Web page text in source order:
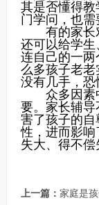
其是否懂得
门学问，也需
有的家长对
还可以给学
连自己的一
么多孩子老老
没有几手，恐
众多因素中
要。家长辅
害了孩子的
性，进而影
失大、得不偿
上一篇： 家庭是